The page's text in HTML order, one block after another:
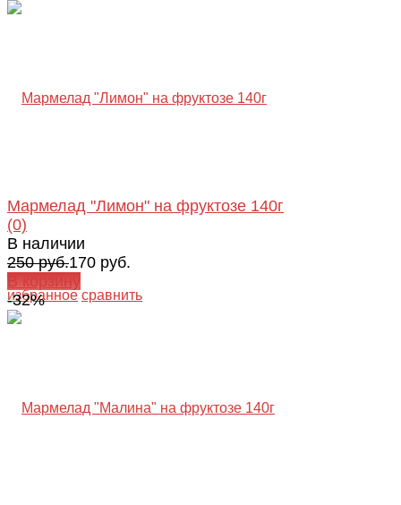
избранное сравнить
Мармелад "Лимон" на фруктозе 140г
(0)
В наличии
250 руб.170 руб.
В корзину
-32%